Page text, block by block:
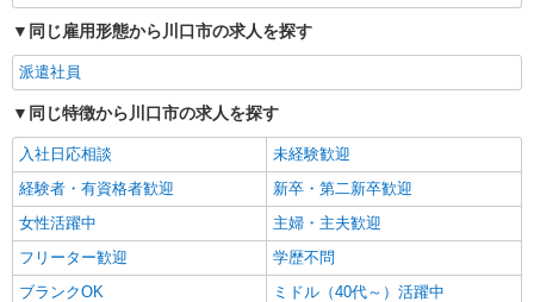
≪蕨駅≫夜勤なし！未経験・ブランクOKのデ
イスタッフ
通費全支給(ガソリン代含む)＞
キープ 詳細を見る
同じ雇用形態から川口市の求人を探す
派遣社員
同じ特徴から川口市の求人を探す
入社日応相談
未経験歓迎
経験者・有資格者歓迎
新卒・第二新卒歓迎
女性活躍中
主婦・主夫歓迎
フリーター歓迎
学歴不問
ブランクOK
ミドル（40代～）活躍中